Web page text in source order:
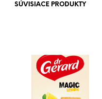
SÚVISIACE PRODUKTY